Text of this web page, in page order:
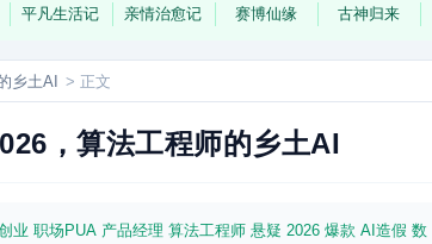
平凡生活记 亲情治愈记 赛博仙缘 古神归来
乡土AI > 正文
，算法工程师的乡土AI
业 职场PUA 产品经理 算法工程师 悬疑 2026 爆款 AI造假 数